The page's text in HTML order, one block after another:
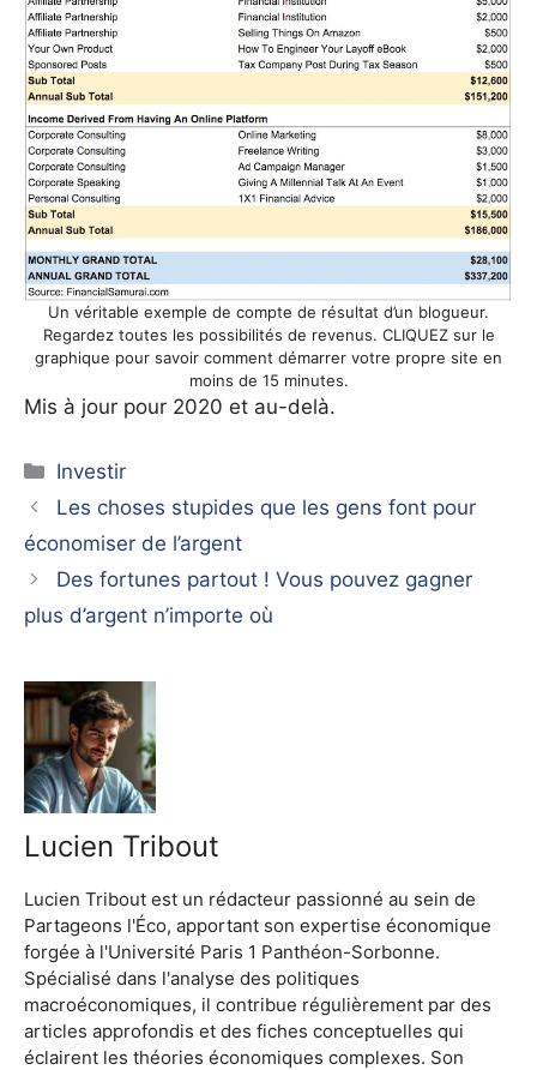
Un véritable exemple de compte de résultat d’un blogueur.
Regardez toutes les possibilités de revenus. CLIQUEZ sur le
graphique pour savoir comment démarrer votre propre site en
moins de 15 minutes.
Mis à jour pour 2020 et au-delà.
Catégories
Investir
Les choses stupides que les gens font pour
économiser de l’argent
Des fortunes partout ! Vous pouvez gagner
plus d’argent n’importe où
Lucien Tribout
Lucien Tribout est un rédacteur passionné au sein de
Partageons l'Éco, apportant son expertise économique
forgée à l'Université Paris 1 Panthéon-Sorbonne.
Spécialisé dans l'analyse des politiques
macroéconomiques, il contribue régulièrement par des
articles approfondis et des fiches conceptuelles qui
éclairent les théories économiques complexes. Son